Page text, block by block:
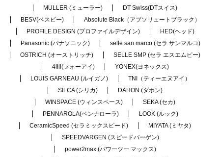
MULLER (ミューラー)
DT Swiss(DTスイス)
BESV(ベスビー)
Absolute Black（アブソリュートブラック）
PROFILE DESIGN (プロファイルデザイン)
HED(ヘッド)
Panasonic (パナソニック)
selle san marco (セラ サンマルコ)
OSTRICH (オーストリッチ)
SELLE SMP (セラ エスエムピー)
4iiii(フォーアイ)
YONEX(ヨネックス)
LOUIS GARNEAU (ルイガノ)
TNI（ティーエヌアイ）
SILCA (シリカ)
DAHON (ダホン)
WINSPACE (ウィンスペース)
SEKA (セカ)
PENNAROLA(ペンナローラ)
LOOK (ルック)
CeramicSpeed (セラミックスピード)
MIYATA (ミヤタ)
SPEEDVARGEN (スピードバーゲン)
power2max (パワーツー マックス)